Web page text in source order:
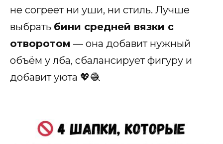
не согреет ни уши, ни стиль. Лучше
выбрать бини средней вязки с
отворотом — она добавит нужный
объём у лба, сбалансирует фигуру и
добавит уюта 💖🧶